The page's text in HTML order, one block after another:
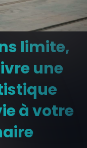
limite,
une
à votre